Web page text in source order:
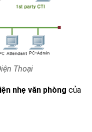
Thoại
nhẹ văn phòng của